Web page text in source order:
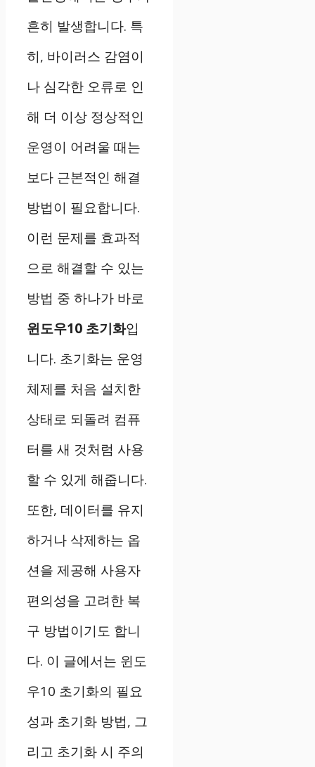
흔히 발생합니다. 특
히, 바이러스 감염이
나 심각한 오류로 인
해 더 이상 정상적인
운영이 어려울 때는
보다 근본적인 해결
방법이 필요합니다.
이런 문제를 효과적
으로 해결할 수 있는
방법 중 하나가 바로
윈도우10 초기화입
니다. 초기화는 운영
체제를 처음 설치한
상태로 되돌려 컴퓨
터를 새 것처럼 사용
할 수 있게 해줍니다.
또한, 데이터를 유지
하거나 삭제하는 옵
션을 제공해 사용자
편의성을 고려한 복
구 방법이기도 합니
다. 이 글에서는 윈도
우10 초기화의 필요
성과 초기화 방법, 그
리고 초기화 시 주의